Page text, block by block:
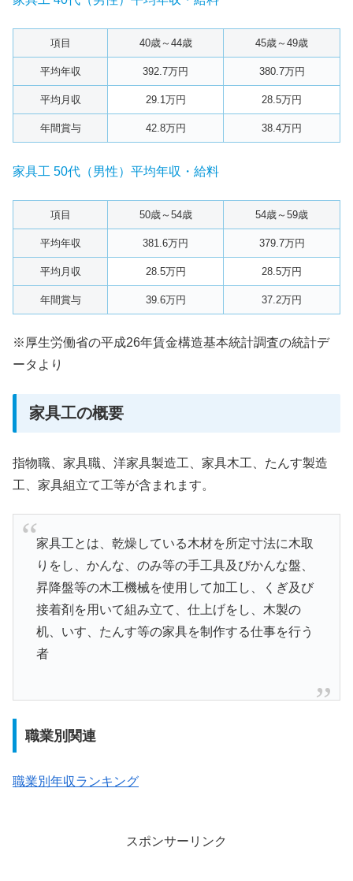
項目 40歳～44歳 45歳～49歳
平均年収 392.7万円 380.7万円
平均月収 29.1万円 28.5万円
年間賞与 42.8万円 38.4万円
家具工 50代（男性）平均年収・給料
項目 50歳～54歳 54歳～59歳
平均年収 381.6万円 379.7万円
平均月収 28.5万円 28.5万円
年間賞与 39.6万円 37.2万円
※厚生労働省の平成26年賃金構造基本統計調査の統計デ
ータより
家具工の概要
指物職、家具職、洋家具製造工、家具木工、たんす製造
工、家具組立て工等が含まれます。
家具工とは、乾燥している木材を所定寸法に木取
りをし、かんな、のみ等の手工具及びかんな盤、
昇降盤等の木工機械を使用して加工し、くぎ及び
接着剤を用いて組み立て、仕上げをし、木製の
机、いす、たんす等の家具を制作する仕事を行う
者
職業別関連
職業別年収ランキング
スポンサーリンク